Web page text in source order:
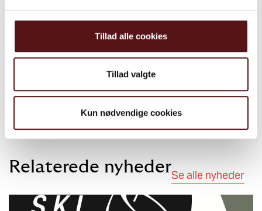
Tillad alle cookies
Tillad valgte
Kun nødvendige cookies
Vil du vide mere?
Tag fat i Signe Ejersbo som brænder
Kontaktinfo
Relaterede nyhederSe alle nyheder